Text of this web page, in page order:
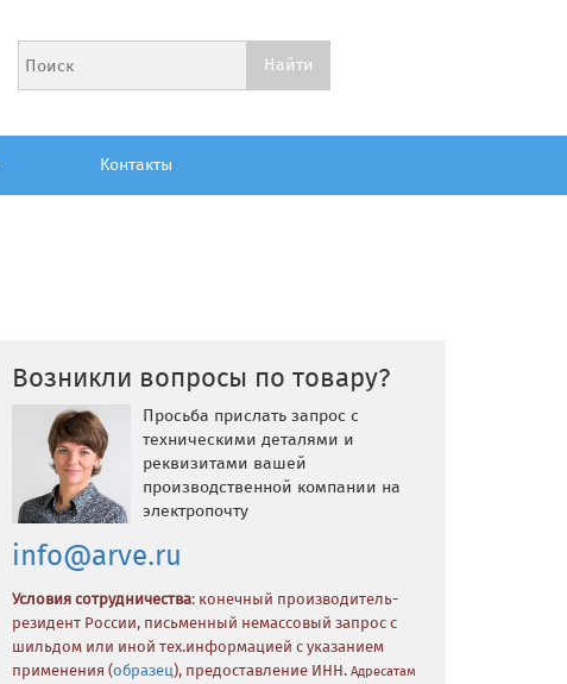
Контакты
Возникли вопросы по товару?
Просьба прислать запрос с
техническими деталями и
реквизитами вашей
производственной компании на
электропочту
info@arve.ru
Условия сотрудничества: конечный производитель-
резидент России, письменный немассовый запрос с
шильдом или иной тех.информацией с указанием
применения (образец), предоставление ИНН. Адресатам